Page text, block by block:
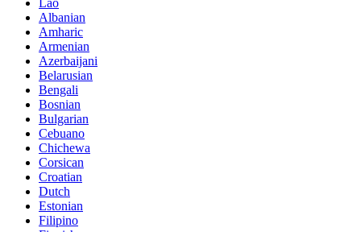
Albanian
Amharic
Armenian
Azerbaijani
Belarusian
Bengali
Bosnian
Bulgarian
Cebuano
Chichewa
Corsican
Croatian
Dutch
Estonian
Filipino